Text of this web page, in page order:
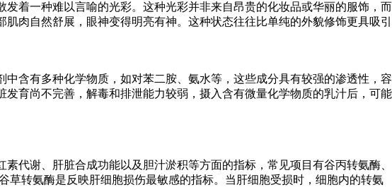
着一种难以言喻的光彩。这种光彩并非来自昂贵的化妆品或华丽的服饰，而
肉自然舒展，眼神变得明亮有神。这种状态往往比单纯的外貌修饰更具吸引
含有多种化学物质，如对苯二胺、氨水等，这些成分具有较强的渗透性，容
育尚不完善，解毒和排泄能力较弱，摄入含有微量化学物质的乳汁后，可能
代谢、肝脏合成功能以及胆汁淤积等方面的指标，常见项目有谷丙转氨酶、
转氨酶是反映肝细胞损伤最敏感的指标。当肝细胞受损时，细胞内的转氨